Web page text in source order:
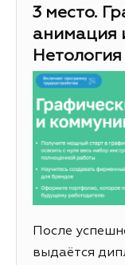
3 место.
анимация
После
выдаётся